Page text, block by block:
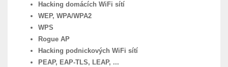
Hacking domácích WiFi sítí
WEP, WPA/WPA2
WPS
Rogue AP
Hacking podnickových WiFi sítí
PEAP, EAP-TLS, LEAP, ...